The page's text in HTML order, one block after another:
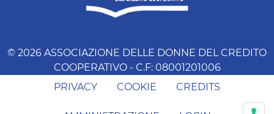
© 2026 ASSOCIAZIONE DELLE DONNE DEL CREDITO
COOPERATIVO - C.F: 08001201006
PRIVACY
COOKIE CREDITS